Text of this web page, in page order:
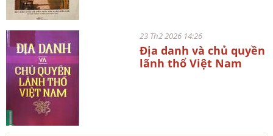
23 Th2 2026 14:26
Địa danh và chủ quyền
lãnh thổ Việt Nam